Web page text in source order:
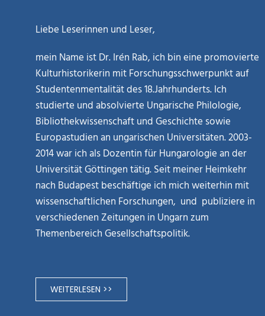
Liebe Leserinnen und Leser,
mein Name ist Dr. Irén Rab, ich bin eine promovierte
Kulturhistorikerin mit Forschungsschwerpunkt auf
Studentenmentalität des 18.Jahrhunderts. Ich
studierte und absolvierte Ungarische Philologie,
Bibliothekwissenschaft und Geschichte sowie
Europastudien an ungarischen Universitäten. 2003-
2014 war ich als Dozentin für Hungarologie an der
Universität Göttingen tätig. Seit meiner Heimkehr
nach Budapest beschäftige ich mich weiterhin mit
wissenschaftlichen Forschungen, und publiziere in
verschiedenen Zeitungen in Ungarn zum
Themenbereich Gesellschaftspolitik.
WEITERLESEN >>